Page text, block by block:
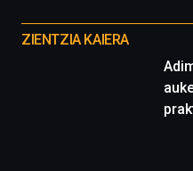
proyectos
ZIENTZIA KAIERA